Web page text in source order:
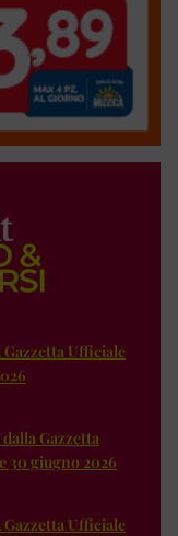
Ufficiale
Gazzetta
30 giugno 2026
Ufficiale